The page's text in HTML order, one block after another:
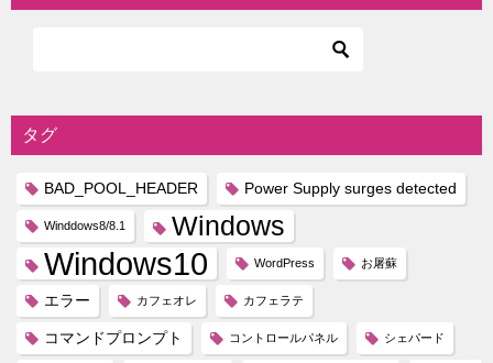
タグ
BAD_POOL_HEADER Power Supply surges detected
Winddows8/8.1 Windows
Windows10 WordPress お屠蘇
エラー カフェオレ カフェラテ
コマンドプロンプト コントロールパネル シェパード